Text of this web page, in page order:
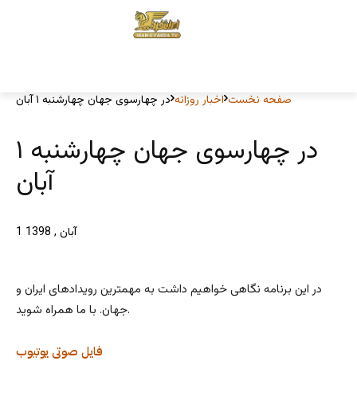
صفحه نخست اخبار روزانه در چهارسوی جهان چهارشنبه ۱ آبان
در چهارسوی جهان چهارشنبه ۱
آبان
1 آبان , 1398
در این برنامه نگاهی خواهیم داشت به مهمترین رویدادهای ایران و
جهان. با ما همراه شوید.
یوتیوب فایل صوتی